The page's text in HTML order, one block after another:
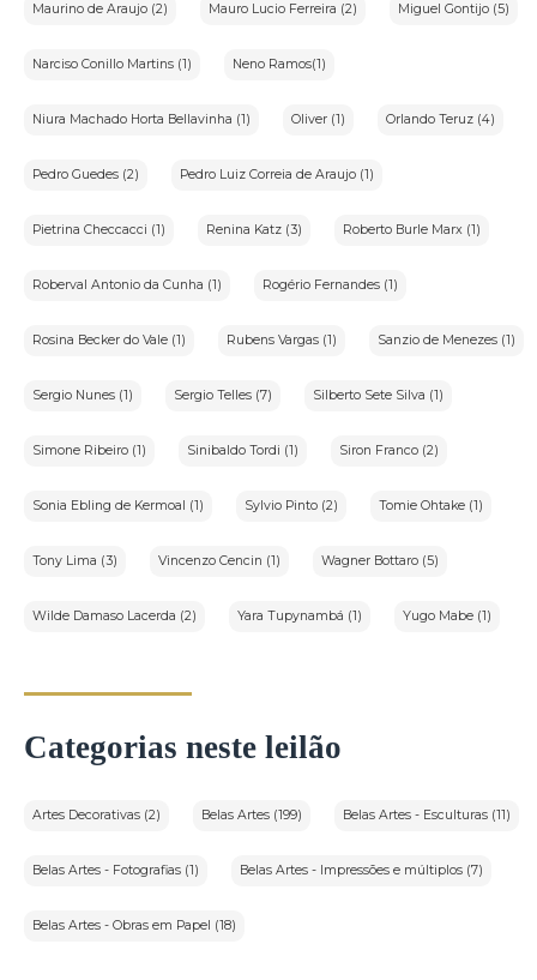
Maurino de Araujo (2) Mauro Lucio Ferreira (2) Miguel Gontijo (5)
Narciso Conillo Martins (1) Neno Ramos(1)
Niura Machado Horta Bellavinha (1) Oliver (1) Orlando Teruz (4)
Pedro Guedes (2) Pedro Luiz Correia de Araujo (1)
Pietrina Checcacci (1) Renina Katz (3) Roberto Burle Marx (1)
Roberval Antonio da Cunha (1) Rogério Fernandes (1)
Rosina Becker do Vale (1) Rubens Vargas (1) Sanzio de Menezes (1)
Sergio Nunes (1) Sergio Telles (7) Silberto Sete Silva (1)
Simone Ribeiro (1) Sinibaldo Tordi (1) Siron Franco (2)
Sonia Ebling de Kermoal (1) Sylvio Pinto (2) Tomie Ohtake (1)
Tony Lima (3) Vincenzo Cencin (1) Wagner Bottaro (5)
Wilde Damaso Lacerda (2) Yara Tupynambá (1) Yugo Mabe (1)
Categorias neste leilão
Artes Decorativas (2) Belas Artes (199) Belas Artes - Esculturas (11)
Belas Artes - Fotografias (1) Belas Artes - Impressões e múltiplos (7)
Belas Artes - Obras em Papel (18)